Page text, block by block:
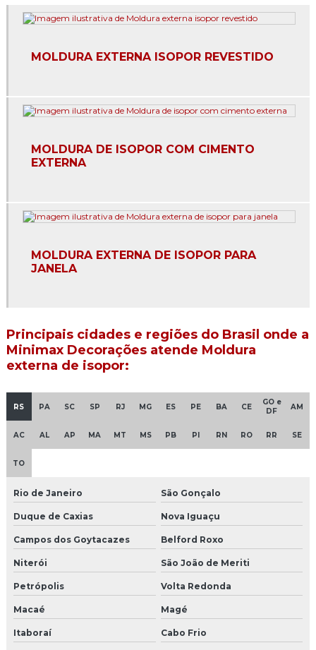
Fachada em eps
Moldura cimentícias para fachada
Moldura de cimento para beiral
Moldura de cimento para comprar
Moldura de cimento para muro
Moldura de cimento para muro preco
Moldura de cimento para portas e janelas
Moldura de concreto para janelas preço
Moldura de concreto para muro
Moldura decorativa de concreto
Moldura eps externa
Moldura eps fachada preço
MOLDURA EXTERNA ISOPOR REVESTIDO
MOLDURA DE ISOPOR COM CIMENTO
EXTERNA
MOLDURA EXTERNA DE ISOPOR PARA
JANELA
Principais cidades e regiões do Brasil onde a
Minimax Decorações atende Moldura
externa de isopor:
RS PA SC SP RJ MG ES PE BA CE
GO e
DF
AM
AC AL AP MA MT MS PB PI RN RO RR SE
TO
Rio de Janeiro São Gonçalo
Duque de Caxias Nova Iguaçu
Campos dos Goytacazes Belford Roxo
Niterói São João de Meriti
Petrópolis Volta Redonda
Macaé Magé
Itaboraí Cabo Frio